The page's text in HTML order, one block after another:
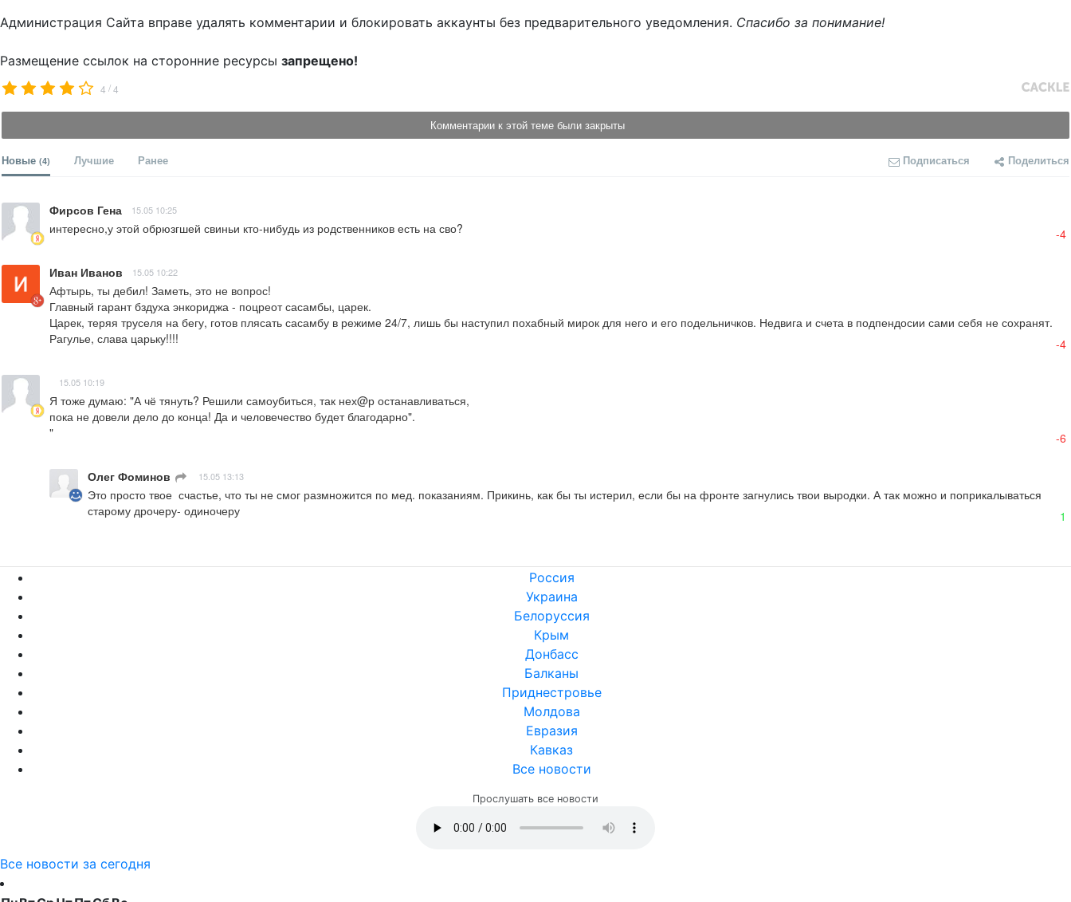
Администрация Сайта вправе удалять комментарии и блокировать аккаунты без предварительного уведомления. Спасибо за понимание!
Размещение ссылок на сторонние ресурсы запрещено!
4 /4
Комментарии к этой теме были закрыты
Новые (4) Лучшие Ранее Подписаться Поделиться
Фирсов Гена 15.05 10:25
интересно,у этой обрюзгшей свиньи кто-нибудь из родственников есть на сво? -4
Иван Иванов 15.05 10:22
Афтырь, ты дебил! Заметь, это не вопрос!
Главный гарант бздуха энкориджа - поцреот сасамбы, царек.
Царек, теряя труселя на бегу, готов плясать сасамбу в режиме 24/7, лишь бы наступил похабный мирок для него и его подельничков. Недвига и счета в подпендосии сами себя не сохранят.
Рагулье, слава царьку!!!!
-4
15.05 10:19
Я тоже думаю: "А чё тянуть? Решили самоубиться, так нех@р останавливаться,
пока не довели дело до конца! Да и человечество будет благодарно".
"
-6
Олег Фоминов 15.05 13:13
Это просто твое  счастье, что ты не смог размножится по мед. показаниям. Прикинь, как бы ты истерил, если бы на фронте загнулись твои выродки. А так можно и поприкалываться
старому дрочеру- одиночеру
1
Россия
Украина
Белоруссия
Крым
Донбасс
Балканы
Приднестровье
Молдова
Евразия
Кавказ
Все новости
Прослушать все новости
Все новости за сегодня